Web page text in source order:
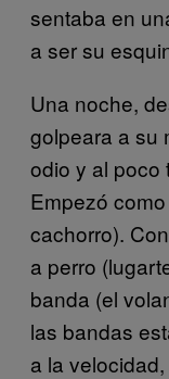
sentaba en
a ser su
Una noche,
golpeara a su
odio y al poco
Empezó
cachorro).
a perro
banda (el
las bandas
a la